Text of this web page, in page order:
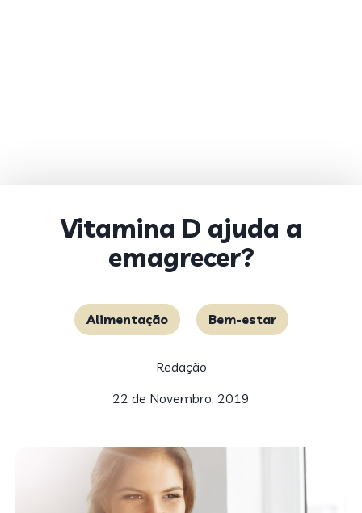
Vitamina D ajuda a
emagrecer?
Alimentação Bem-estar
Redação
22 de Novembro, 2019